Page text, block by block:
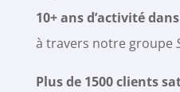
10+ ans d’activité dans
à travers notre groupe
Plus de 1500 clients